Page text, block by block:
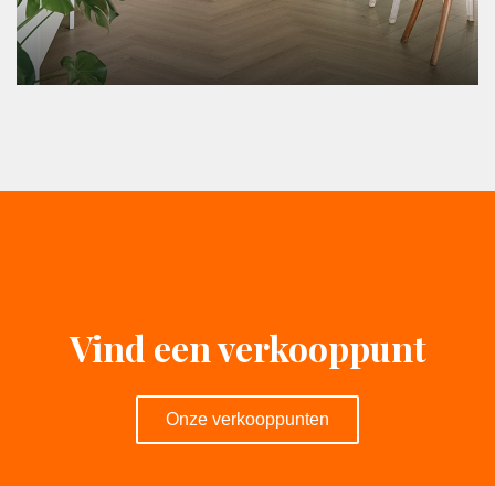
Vind een verkooppunt
Onze verkooppunten